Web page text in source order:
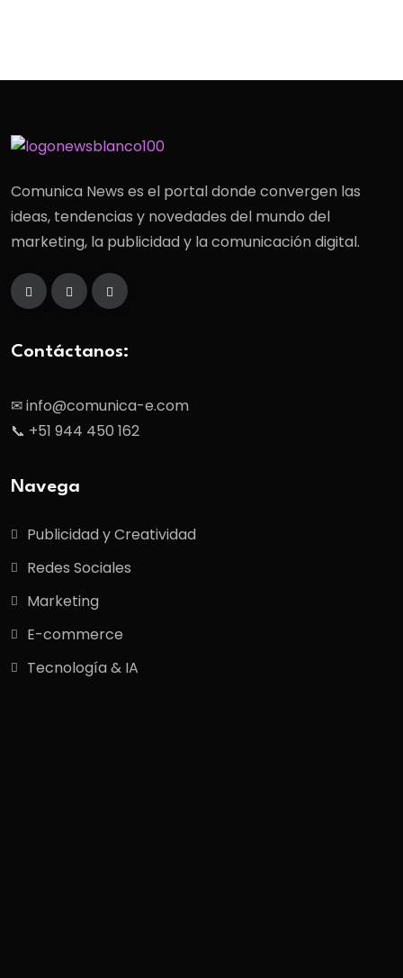
Comunica News es el portal donde convergen las
ideas, tendencias y novedades del mundo del
marketing, la publicidad y la comunicación digital.
Contáctanos:
✉ info@comunica-e.com
📞 +51 944 450 162
Navega
Publicidad y Creatividad
Redes Sociales
Marketing
E-commerce
Tecnología & IA